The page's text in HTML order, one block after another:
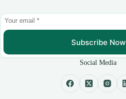
Subscribe Now
Social Media